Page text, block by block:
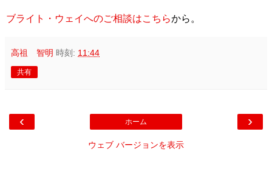
ブライト・ウェイへのご相談はこちらから。
高祖 智明 時刻: 11:44
共有
‹ ›
ホーム
ウェブ バージョンを表示